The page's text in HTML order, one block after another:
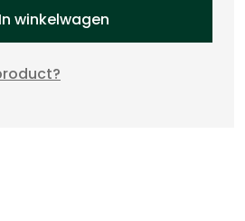
winkelwagen